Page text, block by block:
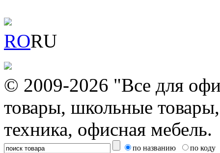
RORU
© 2009-2026 "Все для
товары, школьные
техника, офисная мебель.
по названию по коду